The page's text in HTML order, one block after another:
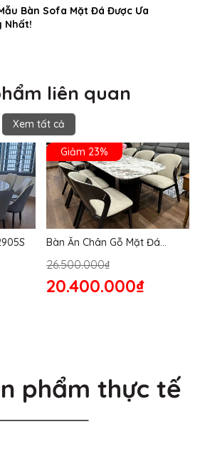
Bàn Sofa Mặt Đá Được Ưa
Nhất!
liên quan
Xem tất cả
Giảm 23%
Bàn Ăn Chân Gỗ Mặt Đá
26.500.000₫
20.400.000₫
phẩm thực tế